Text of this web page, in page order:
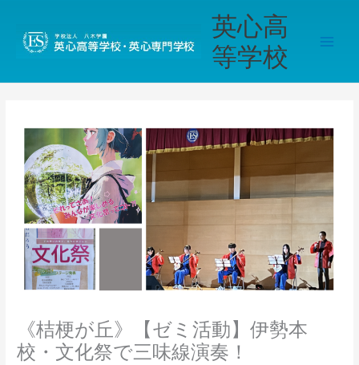
英心高
等学校
《桔梗が丘》【ゼミ活動】伊勢本
校・文化祭で三味線演奏！